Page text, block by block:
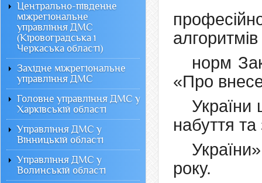
алгоритмів
норм
«Про
України
набуття
року.
Центрально-південне
міжрегіональне
управління ДМС
(Кіровоградська і
Черкаська області)
Західне міжрегіональне
управління ДМС
Головне управління ДМС у
Харківській області
Управління ДМС у
Вінницькій області
Управління ДМС у
Волинській області